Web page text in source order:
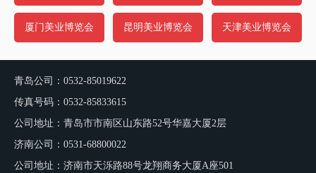
厦门美业博览会 昆明美业博览会 天津美业博览会
青岛公司：0532-85019622
传真号码：0532-85833615
公司地址：青岛市市南区山东路52号华嘉大厦2层
济南公司：0531-68800022
公司地址：济南市天泺路88号龙翔商务大厦A座501